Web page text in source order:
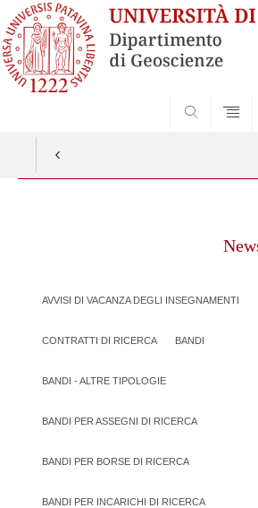
AVVISI DI VACANZA DEGLI INSEGNAMENTI
CONTRATTI DI RICERCA BANDI
BANDI - ALTRE TIPOLOGIE
BANDI PER ASSEGNI DI RICERCA
BANDI PER BORSE DI RICERCA
BANDI PER INCARICHI DI RICERCA